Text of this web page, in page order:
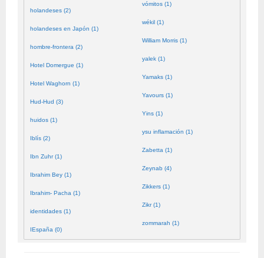
holandeses (2)
holandeses en Japón (1)
hombre-frontera (2)
Hotel Domergue (1)
Hotel Waghorn (1)
Hud-Hud (3)
huidos (1)
Iblís (2)
Ibn Zuhr (1)
Ibrahim Bey (1)
Ibrahim- Pacha (1)
identidades (1)
IEspaña (0)
vómitos (1)
wékil (1)
William Morris (1)
yalek (1)
Yamaks (1)
Yavours (1)
Yins (1)
ysu inflamación (1)
Zabetta (1)
Zeynab (4)
Zikkers (1)
Zikr (1)
zommarah (1)